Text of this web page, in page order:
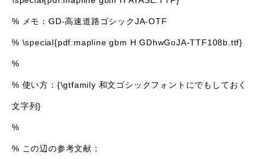
% メモ：GD-高速道路ゴシックJA-OTF
% \special{pdf:mapline gbm H GDhwGoJA-TTF108b.ttf}
%
% 使い方：{\gtfamily 和文ゴシックフォントにでもしておく
文字列}
%
% この辺の参考文献：